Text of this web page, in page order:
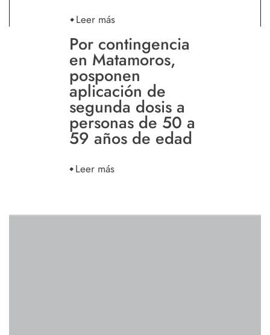
Leer más
Por contingencia
en Matamoros,
posponen
aplicación de
segunda dosis a
personas de 50 a
59 años de edad
Leer más